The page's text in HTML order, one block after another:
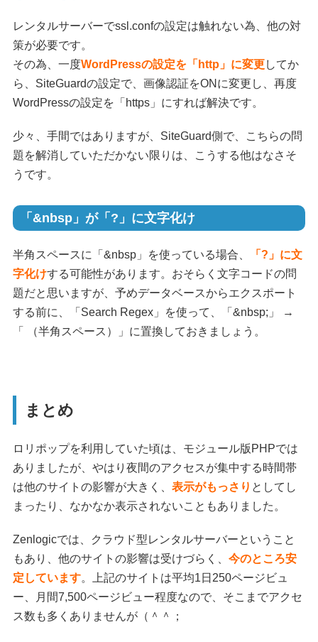
レンタルサーバーでssl.confの設定は触れない為、他の対
策が必要です。
その為、一度WordPressの設定を「http」に変更してか
ら、SiteGuardの設定で、画像認証をONに変更し、再度
WordPressの設定を「https」にすれば解決です。
少々、手間ではありますが、SiteGuard側で、こちらの問
題を解消していただかない限りは、こうする他はなさそ
うです。
「&nbsp」が「?」に文字化け
半角スペースに「&nbsp」を使っている場合、
「?」に文
字化けする可能性があります。おそらく文字コードの問
題だと思いますが、予めデータベースからエクスポート
する前に、「Search Regex」を使って、「&nbsp;」 →
「 （半角スペース）」に置換しておきましょう。
まとめ
ロリポップを利用していた頃は、モジュール版PHPでは
ありましたが、やはり夜間のアクセスが集中する時間帯
は他のサイトの影響が大きく、 表示がもっさり としてし
まったり、なかなか表示されないこともありました。
Zenlogicでは、クラウド型レンタルサーバーということ
もあり、他のサイトの影響は受けづらく、 今のところ安
定しています。上記のサイトは平均1日250ページビュ
ー、月間7,500ページビュー程度なので、そこまでアクセ
ス数も多くありませんが（＾＾；